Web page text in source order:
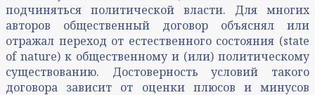
подчиняться политической власти. Для многих
авторов общественный договор объяснял или
отражал переход от естественного состояния (state
of nature) к общественному и (или) политическому
существованию. Достоверность условий такого
договора зависит от оценки плюсов и минусов